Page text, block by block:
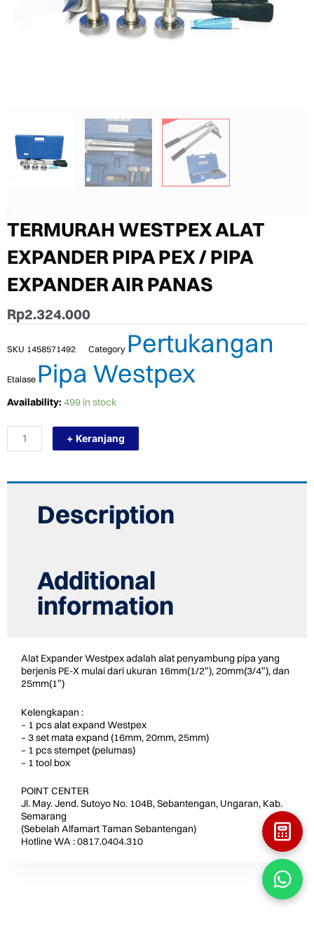
TERMURAH WESTPEX ALAT
EXPANDER PIPA PEX / PIPA
EXPANDER AIR PANAS
Rp2.324.000
SKU 1458571492 Category Pertukangan
Etalase Pipa Westpex
Availability: 499 in stock
TERMURAH
ALAT
EXPANDER
PIPA
+ Keranjang
Description
Additional
information
Alat Expander Westpex adalah alat penyambung pipa yang
berjenis PE-X mulai dari ukuran 16mm(1/2″), 20mm(3/4″), dan
25mm(1″)
Kelengkapan :
– 1 pcs alat expand Westpex
– 3 set mata expand (16mm, 20mm, 25mm)
– 1 pcs stempet (pelumas)
– 1 tool box
POINT CENTER
Jl. May. Jend. Sutoyo No. 104B, Sebantengan, Ungaran, Kab.
Semarang
(Sebelah Alfamart Taman Sebantengan)
Hotline WA : 0817.0404.310